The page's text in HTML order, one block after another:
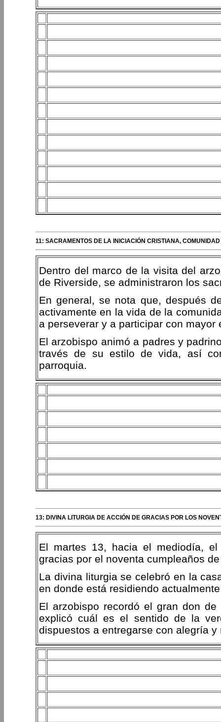
11: SACRAMENTOS DE LA INICIACIÓN CRISTIANA,
Dentro del marco de la visita del
de Riverside, se administraron los
En general, se nota que, después
activamente en la vida de la
a perseverar y a participar con mayor
El arzobispo animó a padres y
través de su estilo de vida, así
parroquia.
13: DIVINA LITURGIA DE ACCIÓN DE GRACIAS POR LOS
El martes 13, hacia el mediodía,
gracias por el noventa cumpleaños
La divina liturgia se celebró en la
en donde está residiendo
El arzobispo recordó el gran don
explicó cuál es el sentido de la
dispuestos a entregarse con alegría